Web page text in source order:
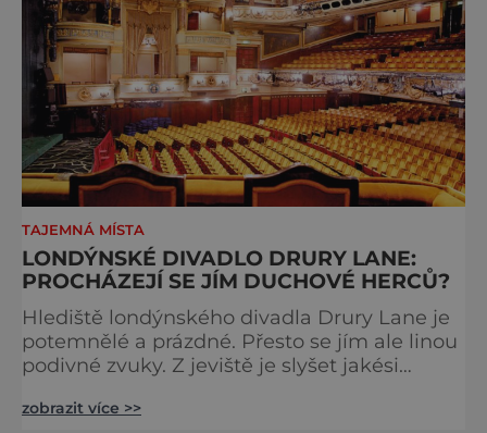
TAJEMNÁ MÍSTA
LONDÝNSKÉ DIVADLO DRURY LANE:
PROCHÁZEJÍ SE JÍM DUCHOVÉ HERCŮ?
Hlediště londýnského divadla Drury Lane je
potemnělé a prázdné. Přesto se jím ale linou
podivné zvuky. Z jeviště je slyšet jakési
šaten tlumené výkřiky. V divadle totiž údajně
zobrazit více >>